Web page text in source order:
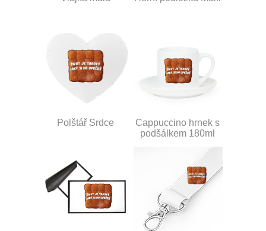
Polštář Srdce
Cappuccino hrnek s
podšálkem 180ml